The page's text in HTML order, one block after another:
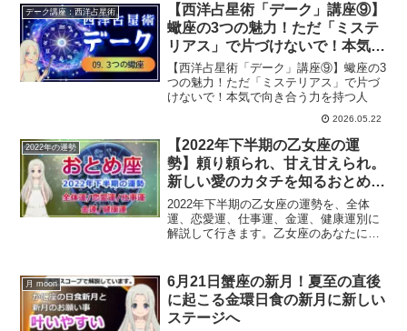
デーク講座：西洋占星術
【西洋占星術「デーク」講座⑨】
蠍座の3つの魅力！ただ「ミステ
リアス」で片づけないで！本気で
向き合う力を持つ人
【西洋占星術「デーク」講座⑨】蠍座の3
つの魅力！ただ「ミステリアス」で片づ
けないで！本気で向き合う力を持つ人
2026.05.22
2022年の運勢
【2022年下半期の乙女座の運
勢】頼り頼られ、甘え甘えられ。
新しい愛のカタチを知るおとめ座
の2022年後半
2022年下半期の乙女座の運勢を、全体
運、恋愛運、仕事運、金運、健康運別に
解説して行きます。乙女座のあなたにと
月 moon
6月21日蟹座の新月！夏至の直後
に起こる金環日食の新月に新しい
ステージへ